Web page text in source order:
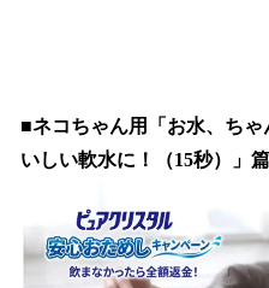
■ネコちゃん用「お水、ち
いしい軟水に！（15秒）」篇